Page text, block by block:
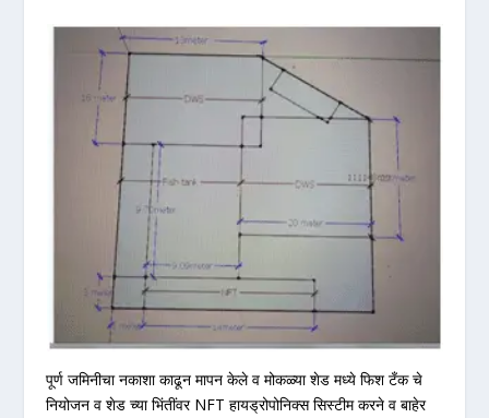
पूर्ण जमिनीचा नकाशा काढून मापन केले व मोकळ्या शेड मध्ये फिश टँक चे
नियोजन व शेड च्या भिंतींवर NFT हायड्रोपोनिक्स सिस्टीम करने व बाहेर